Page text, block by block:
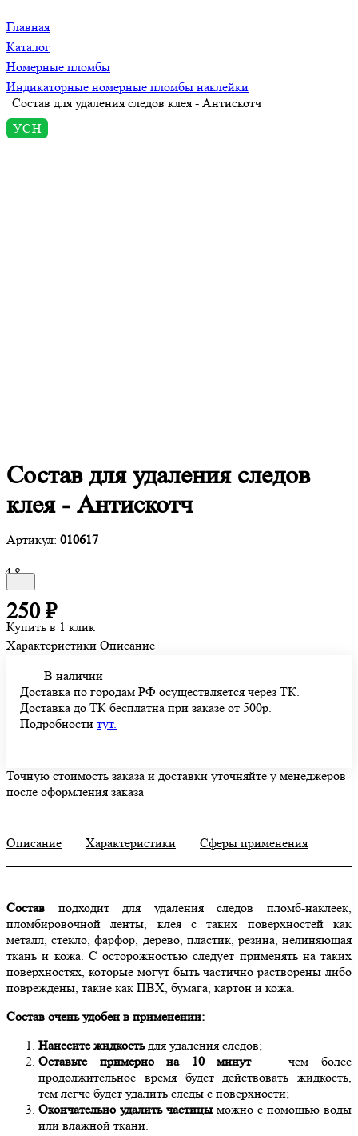
Главная
Каталог
Номерные пломбы
Индикаторные номерные пломбы наклейки
Состав для удаления следов клея - Антискотч
УСН
Состав для удаления следов
клея - Антискотч
Артикул: 010617
4.8
250 ₽
Купить в 1 клик
Характеристики Описание
В наличии
Доставка по городам РФ осуществляется через ТК.
Доставка до ТК бесплатна при заказе от 500р.
Подробности тут.
Точную стоимость заказа и доставки уточняйте у менеджеров
после оформления заказа
Описание Характеристики Сферы применения
Состав подходит для удаления следов пломб-наклеек,
пломбировочной ленты, клея с таких поверхностей как
металл, стекло, фарфор, дерево, пластик, резина, нелиняющая
ткань и кожа. С осторожностью следует применять на таких
поверхностях, которые могут быть частично растворены либо
повреждены, такие как ПВХ, бумага, картон и кожа.
Состав очень удобен в применении:
Нанесите жидкостьдля удаления следов;
Оставьте примерно на 10 минут— чем более
продолжительное время будет действовать жидкость,
тем легче будет удалить следы с поверхности;
Окончательно удалить частицы можно с помощью воды
или влажной ткани.